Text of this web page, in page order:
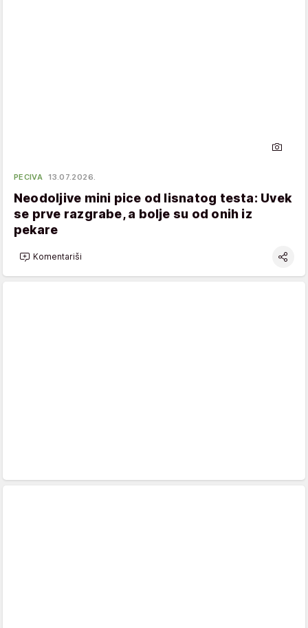
PECIVA 13.07.2026.
Neodoljive mini pice od lisnatog testa: Uvek
se prve razgrabe, a bolje su od onih iz
pekare
Komentariši